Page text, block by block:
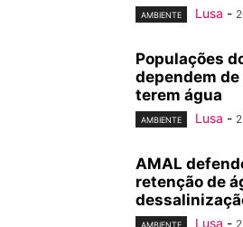
AMBIENTE Lusa -
Populações
dependem
terem água
AMBIENTE Lusa -
AMAL
retenção de
Lusa -